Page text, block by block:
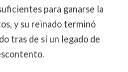
para ganarse la
y su reinado terminó
tras de sí un legado de